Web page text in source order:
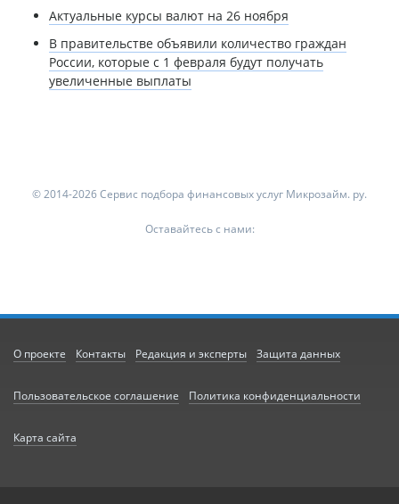
Актуальные курсы валют на 26 ноября
В правительстве объявили количество граждан
России, которые с 1 февраля будут получать
увеличенные выплаты
© 2014-2026 Сервис подбора финансовых услуг Микрозайм. ру.
Оставайтесь с нами:
О проекте Контакты Редакция и эксперты Защита данных
Пользовательское соглашение Политика конфиденциальности
Карта сайта